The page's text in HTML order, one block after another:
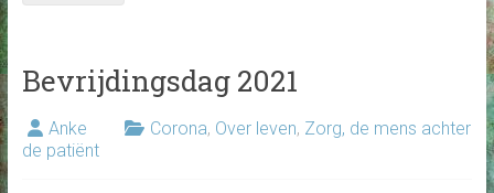
Bevrijdingsdag 2021
Anke Corona, Over leven, Zorg, de mens achter
de patiënt